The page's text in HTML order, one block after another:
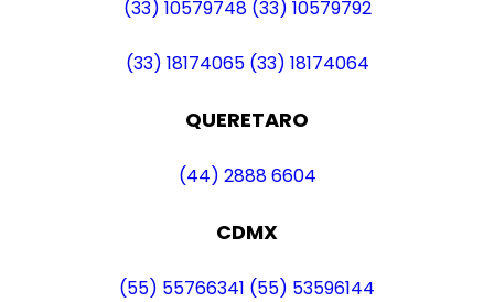
(33) 10579748 (33) 10579792
(33) 18174065 (33) 18174064
QUERETARO
(44) 2888 6604
CDMX
(55) 55766341 (55) 53596144